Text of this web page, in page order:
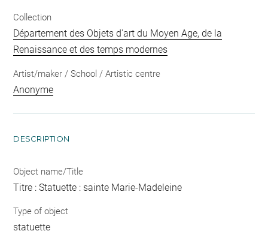
Collection
Département des Objets d'art du Moyen Age, de la
Renaissance et des temps modernes
Artist/maker / School / Artistic centre
Anonyme
DESCRIPTION
Object name/Title
Titre : Statuette : sainte Marie-Madeleine
Type of object
statuette